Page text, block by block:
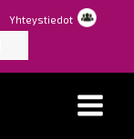
Yhteystiedot